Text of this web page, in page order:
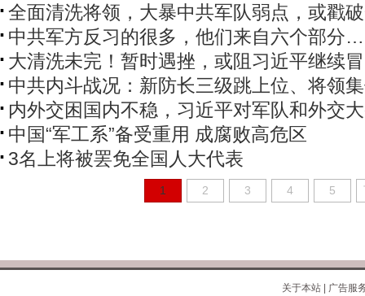
全面清洗将领，大暴中共军队弱点，或戳
中共军方反习的很多，他们来自六个部分…
大清洗未完！暂时遇挫，或阻习近平继续
中共内斗战况：新防长三级跳上位、将领
内外交困国内不稳，习近平对军队和外交
中国“军工系”备受重用 成腐败高危区
3名上将被罢免全国人大代表
1 2 3 4 5
关于本站|
广告服